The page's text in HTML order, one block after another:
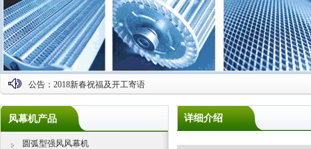
公告： 2018新春祝福及开工寄语
风幕机产品
圆弧型强风风幕机
详细介绍